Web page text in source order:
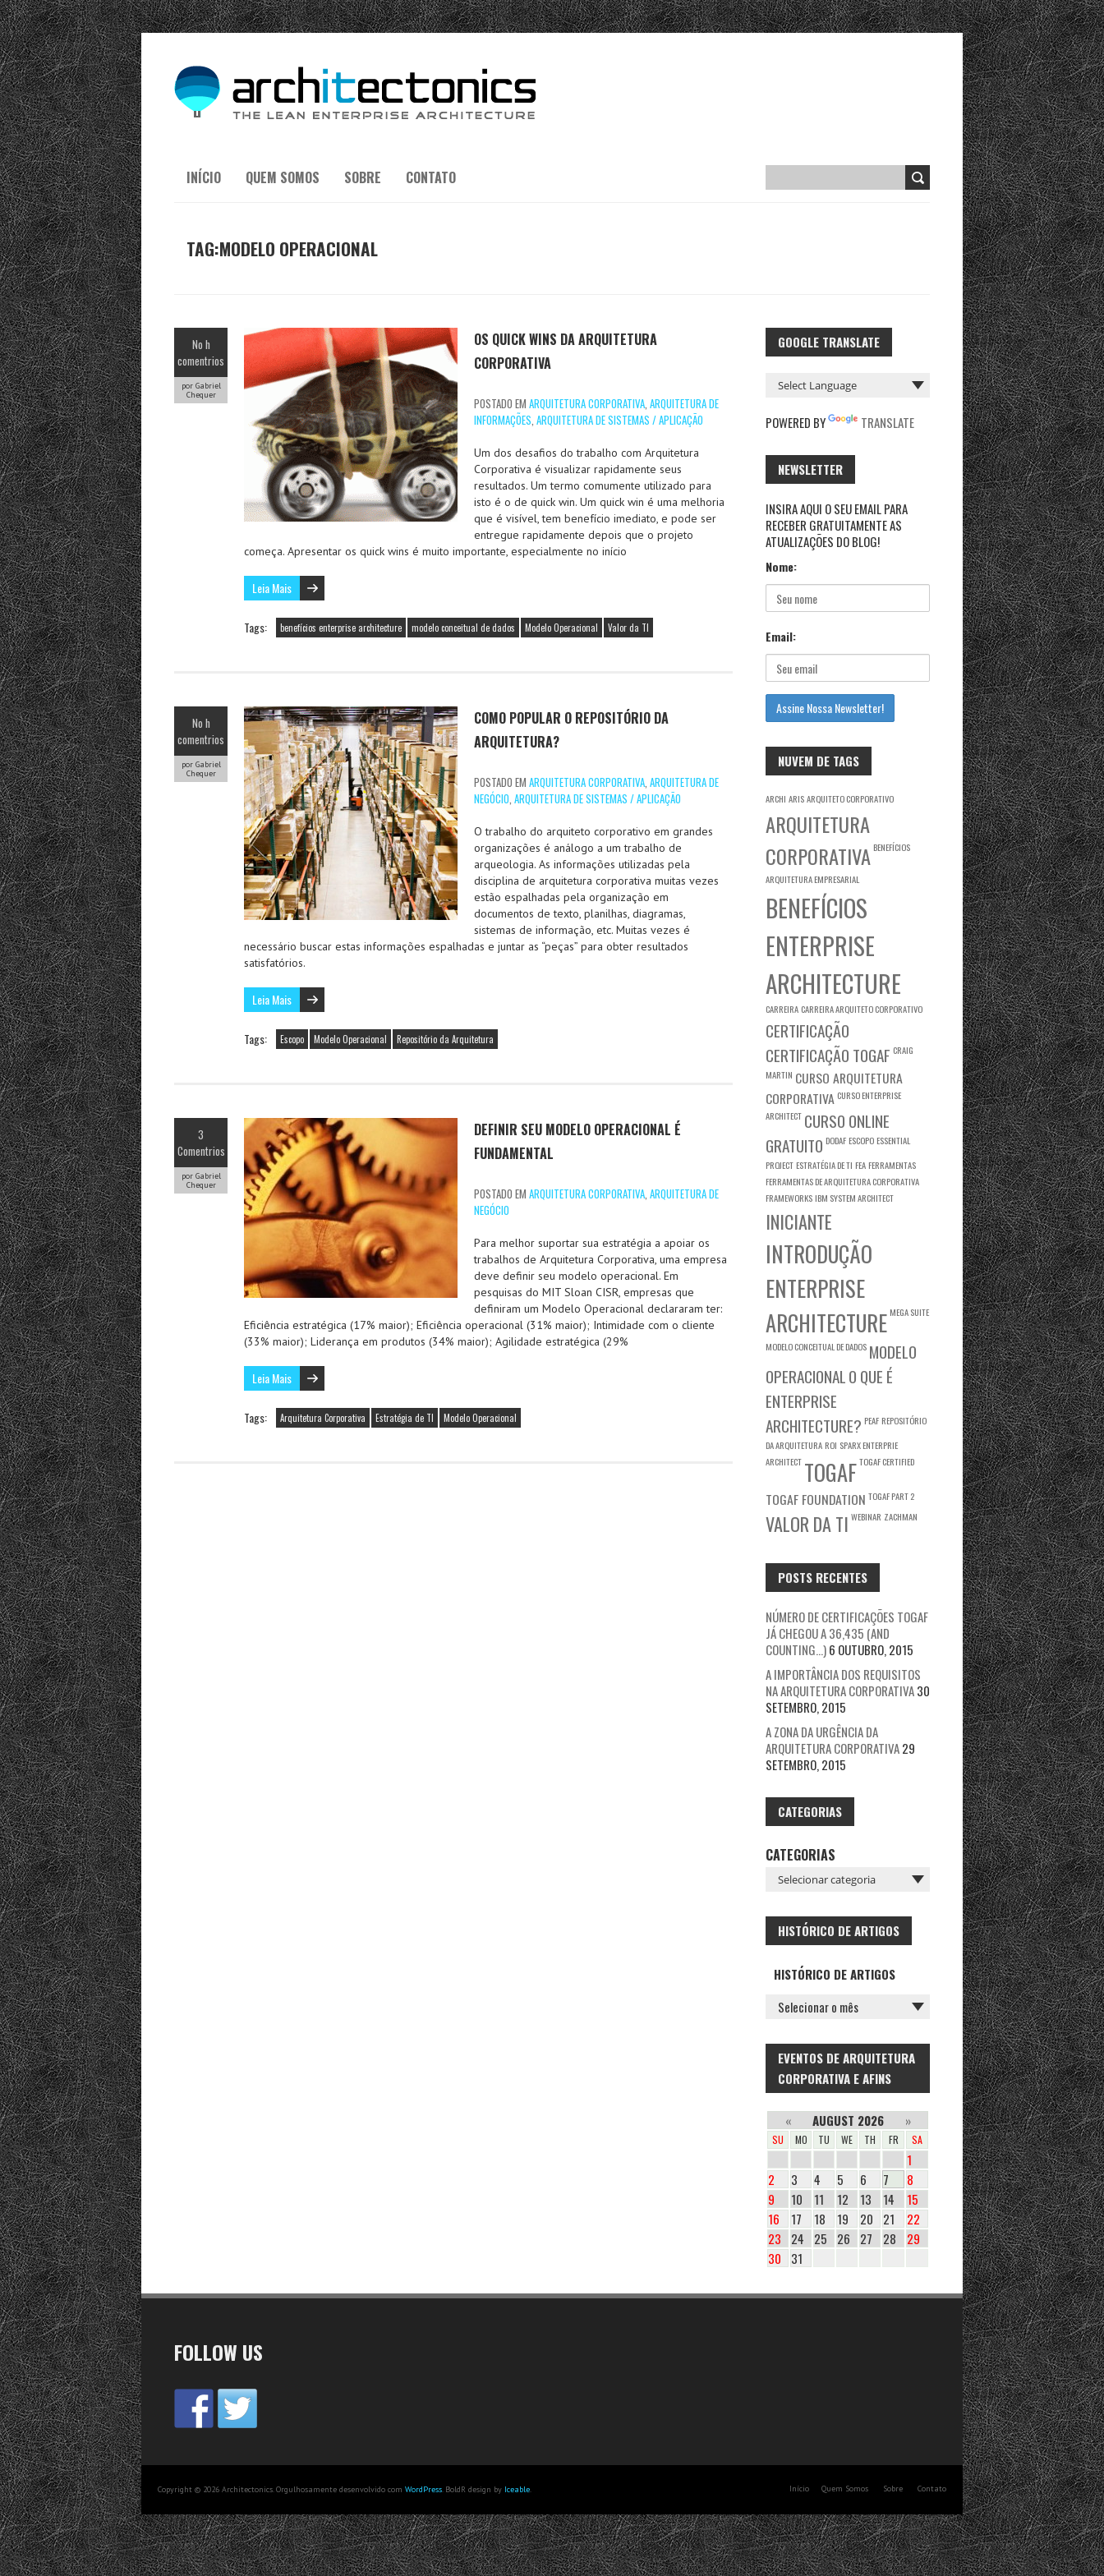
INÍCIO QUEM SOMOS SOBRE CONTATO
TAG:MODELO OPERACIONAL
No h
comentrios
por Gabriel
Chequer
OS QUICK WINS DA ARQUITETURA
CORPORATIVA
POSTADO EM ARQUITETURA CORPORATIVA, ARQUITETURA DE
INFORMAÇÕES, ARQUITETURA DE SISTEMAS / APLICAÇÃO
Um dos desafios do trabalho com Arquitetura
Corporativa é visualizar rapidamente seus
resultados. Um termo comumente utilizado para
isto é o de quick win. Um quick win é uma melhoria
que é visível, tem benefício imediato, e pode ser
entregue rapidamente depois que o projeto
começa. Apresentar os quick wins é muito importante, especialmente no início
Leia Mais
Tags: benefícios enterprise architecture modelo conceitual de dados Modelo Operacional Valor da TI
No h
comentrios
por Gabriel
Chequer
COMO POPULAR O REPOSITÓRIO DA
ARQUITETURA?
POSTADO EM ARQUITETURA CORPORATIVA, ARQUITETURA DE
NEGÓCIO, ARQUITETURA DE SISTEMAS / APLICAÇÃO
O trabalho do arquiteto corporativo em grandes
organizações é análogo a um trabalho de
arqueologia. As informações utilizadas pela
disciplina de arquitetura corporativa muitas vezes
estão espalhadas pela organização em
documentos de texto, planilhas, diagramas,
sistemas de informação, etc. Muitas vezes é
necessário buscar estas informações espalhadas e juntar as “peças” para obter resultados
satisfatórios.
Leia Mais
Tags: Escopo Modelo Operacional Repositório da Arquitetura
3
Comentrios
por Gabriel
Chequer
DEFINIR SEU MODELO OPERACIONAL É
FUNDAMENTAL
POSTADO EM ARQUITETURA CORPORATIVA, ARQUITETURA DE
NEGÓCIO
Para melhor suportar sua estratégia a apoiar os
trabalhos de Arquitetura Corporativa, uma empresa
deve definir seu modelo operacional. Em
pesquisas do MIT Sloan CISR, empresas que
definiram um Modelo Operacional declararam ter:
Eficiência estratégica (17% maior); Eficiência operacional (31% maior); Intimidade com o cliente
(33% maior); Liderança em produtos (34% maior); Agilidade estratégica (29%
Leia Mais
Tags: Arquitetura Corporativa Estratégia de TI Modelo Operacional
GOOGLE TRANSLATE
POWERED BY TRANSLATE
NEWSLETTER
INSIRA AQUI O SEU EMAIL PARA
RECEBER GRATUITAMENTE AS
ATUALIZAÇÕES DO BLOG!
Nome:
Email:
NUVEM DE TAGS
ARCHI ARISARQUITETO CORPORATIVO
ARQUITETURA
CORPORATIVA BENEFÍCIOS
ARQUITETURA EMPRESARIAL
BENEFÍCIOS
ENTERPRISE
ARCHITECTURE
CARREIRA CARREIRA ARQUITETO CORPORATIVO
CERTIFICAÇÃO
CERTIFICAÇÃO TOGAF CRAIG
MARTIN CURSO ARQUITETURA
CORPORATIVA CURSO ENTERPRISE
ARCHITECT CURSO ONLINE
GRATUITO DODAF ESCOPO ESSENTIAL
PROJECT ESTRATÉGIA DE TI FEA FERRAMENTAS
FERRAMENTAS DE ARQUITETURA CORPORATIVA
FRAMEWORKS IBM SYSTEM ARCHITECT
INICIANTE
INTRODUÇÃO
ENTERPRISE
ARCHITECTURE MEGA SUITE
MODELO CONCEITUAL DE DADOS MODELO
OPERACIONALO QUE É
ENTERPRISE
ARCHITECTURE? PEAF REPOSITÓRIO
DA ARQUITETURA ROI SPARX ENTERPRIE
ARCHITECT TOGAFTOGAF CERTIFIED
TOGAF FOUNDATION TOGAF PART 2
VALOR DA TI WEBINAR ZACHMAN
POSTS RECENTES
NÚMERO DE CERTIFICAÇÕES TOGAF
JÁ CHEGOU A 36,435 (AND
COUNTING…)6 OUTUBRO, 2015
A IMPORTÂNCIA DOS REQUISITOS
NA ARQUITETURA CORPORATIVA30
SETEMBRO, 2015
A ZONA DA URGÊNCIA DA
ARQUITETURA CORPORATIVA29
SETEMBRO, 2015
CATEGORIAS
CATEGORIAS
HISTÓRICO DE ARTIGOS
HISTÓRICO DE ARTIGOS
EVENTOS DE ARQUITETURA
CORPORATIVA E AFINS
« AUGUST 2026 »
SU MO TU WE TH FR SA
1
2
3 4 5 6 7
8
9
10 11 12 13 14
15
16
17 18 19 20 21
22
23
24 25 26 27 28
29
30
31
FOLLOW US
Copyright © 2026 Architectonics. Orgulhosamente desenvolvido com WordPress. BoldR design by Iceable. Início Quem Somos Sobre Contato